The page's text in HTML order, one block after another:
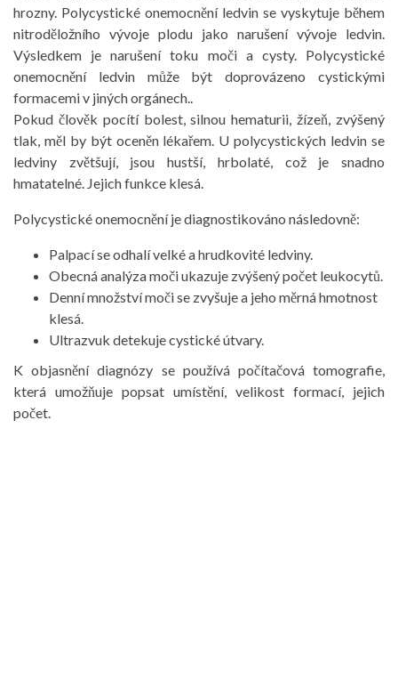
hrozny. Polycystické onemocnění ledvin se vyskytuje během
nitroděložního vývoje plodu jako narušení vývoje ledvin.
Výsledkem je narušení toku moči a cysty. Polycystické
onemocnění ledvin může být doprovázeno cystickými
formacemi v jiných orgánech..
Pokud člověk pocítí bolest, silnou hematurii, žízeň, zvýšený
tlak, měl by být oceněn lékařem. U polycystických ledvin se
ledviny zvětšují, jsou hustší, hrbolaté, což je snadno
hmatatelné. Jejich funkce klesá.
Polycystické onemocnění je diagnostikováno následovně:
Palpací se odhalí velké a hrudkovité ledviny.
Obecná analýza moči ukazuje zvýšený počet leukocytů.
Denní množství moči se zvyšuje a jeho měrná hmotnost
klesá.
Ultrazvuk detekuje cystické útvary.
K objasnění diagnózy se používá počítačová tomografie,
která umožňuje popsat umístění, velikost formací, jejich
počet.